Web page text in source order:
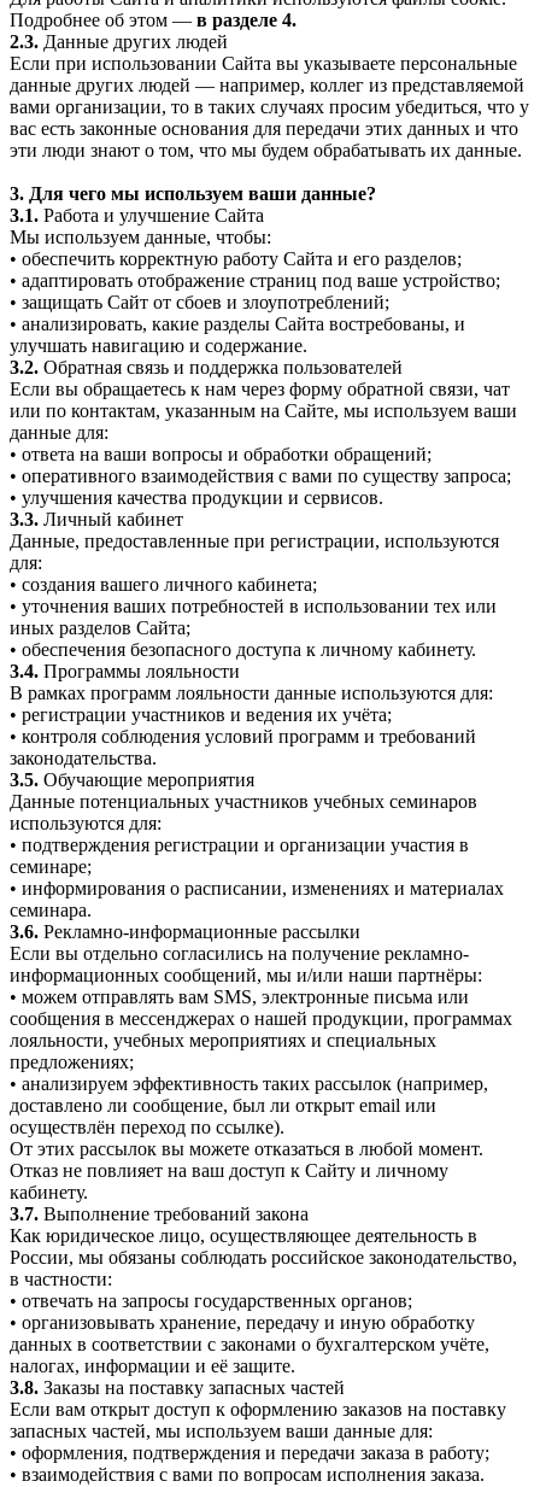
Подробнее об этом — в разделе 4.
2.3. Данные других людей
Если при использовании Сайта вы указываете персональные
данные других людей — например, коллег из представляемой
вами организации, то в таких случаях просим убедиться, что у
вас есть законные основания для передачи этих данных и что
эти люди знают о том, что мы будем обрабатывать их данные.
3. Для чего мы используем ваши данные?
3.1. Работа и улучшение Сайта
Мы используем данные, чтобы:
• обеспечить корректную работу Сайта и его разделов;
• адаптировать отображение страниц под ваше устройство;
• защищать Сайт от сбоев и злоупотреблений;
• анализировать, какие разделы Сайта востребованы, и
улучшать навигацию и содержание.
3.2. Обратная связь и поддержка пользователей
Если вы обращаетесь к нам через форму обратной связи, чат
или по контактам, указанным на Сайте, мы используем ваши
данные для:
• ответа на ваши вопросы и обработки обращений;
• оперативного взаимодействия с вами по существу запроса;
• улучшения качества продукции и сервисов.
3.3. Личный кабинет
Данные, предоставленные при регистрации, используются
для:
• создания вашего личного кабинета;
• уточнения ваших потребностей в использовании тех или
иных разделов Сайта;
• обеспечения безопасного доступа к личному кабинету.
3.4. Программы лояльности
В рамках программ лояльности данные используются для:
• регистрации участников и ведения их учёта;
• контроля соблюдения условий программ и требований
законодательства.
3.5. Обучающие мероприятия
Данные потенциальных участников учебных семинаров
используются для:
• подтверждения регистрации и организации участия в
семинаре;
• информирования о расписании, изменениях и материалах
семинара.
3.6. Рекламно-информационные рассылки
Если вы отдельно согласились на получение рекламно-
информационных сообщений, мы и/или наши партнёры:
• можем отправлять вам SMS, электронные письма или
сообщения в мессенджерах о нашей продукции, программах
лояльности, учебных мероприятиях и специальных
предложениях;
• анализируем эффективность таких рассылок (например,
доставлено ли сообщение, был ли открыт email или
осуществлён переход по ссылке).
От этих рассылок вы можете отказаться в любой момент.
Отказ не повлияет на ваш доступ к Сайту и личному
кабинету.
3.7. Выполнение требований закона
Как юридическое лицо, осуществляющее деятельность в
России, мы обязаны соблюдать российское законодательство,
в частности:
• отвечать на запросы государственных органов;
• организовывать хранение, передачу и иную обработку
данных в соответствии с законами о бухгалтерском учёте,
налогах, информации и её защите.
3.8. Заказы на поставку запасных частей
Если вам открыт доступ к оформлению заказов на поставку
запасных частей, мы используем ваши данные для:
• оформления, подтверждения и передачи заказа в работу;
• взаимодействия с вами по вопросам исполнения заказа.